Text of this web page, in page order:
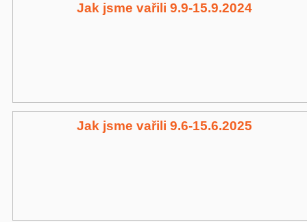
Jak jsme vařili 9.9-15.9.2024
Jak jsme vařili 9.6-15.6.2025